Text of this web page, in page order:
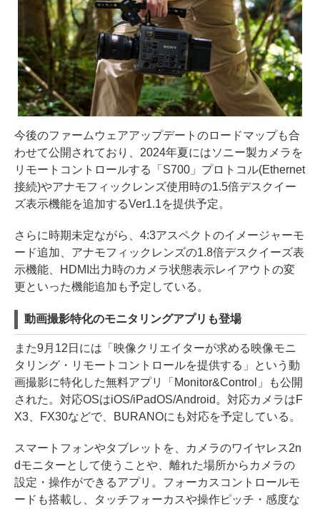
今後のファームウェアアップデートのロードマップも合
わせて公開されており、2024年夏にはソニー製カメラを
リモートコントロールする「S700」プロトコル(Ethernet
接続)やアナモフィックレンズ使用時の1.5倍デスクイー
ズ表示機能を追加するVer1.1を提供予定。
さらに時期未定ながら、4:3アスペクトのイメージャーモ
ード追加、アナモフィックレンズの1.8倍デスクイーズ表
示機能、HDMI出力時のカメラ状態表示レイアウトの変
更といった機能追加も予定している。
動画撮影特化のモニタリングアプリも登場
また9月12日には「映像クリエイターが求める映像モニ
タリング・リモートコントロールを提供する」という動
画撮影に特化した無料アプリ「Monitor&Control」も公開
された。対応OSはiOS/iPadOS/Android。対応カメラはF
X3、FX30などで、BURANOにも対応を予定している。
スマートフォンやタブレットを、カメラのワイヤレス2n
dモニターとして使うことや、離れた場所からカメラの
設定・操作ができるアプリ。フォーカスコントロールモ
ードも搭載し、タッチフォーカスや操作ピッチ・感度な